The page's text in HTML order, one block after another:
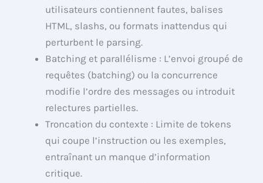
utilisateurs contiennent fautes, balises
HTML, slashs, ou formats inattendus qui
perturbent le parsing.
Batching et parallélisme : L’envoi groupé de
requêtes (batching) ou la concurrence
modifie l’ordre des messages ou introduit
relectures partielles.
Troncation du contexte : Limite de tokens
qui coupe l’instruction ou les exemples,
entraînant un manque d’information
critique.